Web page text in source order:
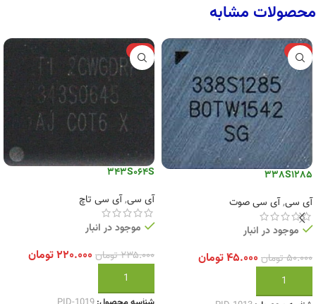
محصولات مشابه
-10%
338S1285
آی سی,آی سی صوت
موجود در انبار
۵۰.۰۰۰تومان ۴۵.۰۰۰تومان
افزودن به سبد خرید
-6%
343S064S
آی سی,آی سی تاچ
موجود در انبار
۲۳۵.۰۰۰تومان ۲۲۰.۰۰۰تومان
افزودن به سبد خرید